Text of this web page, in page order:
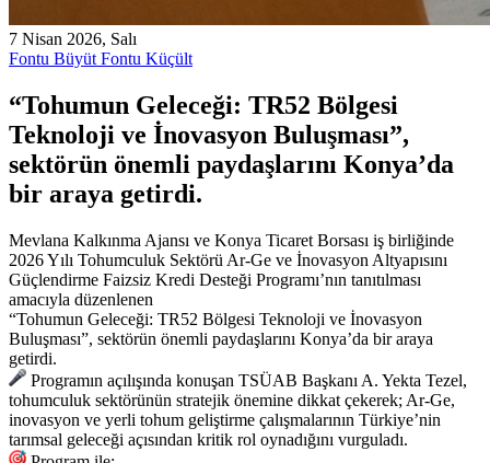
7 Nisan 2026, Salı
Fontu Büyüt Fontu Küçült
“Tohumun Geleceği: TR52 Bölgesi
Teknoloji ve İnovasyon Buluşması”,
sektörün önemli paydaşlarını Konya’da
bir araya getirdi.
Mevlana Kalkınma Ajansı ve Konya Ticaret Borsası iş birliğinde
2026 Yılı Tohumculuk Sektörü Ar-Ge ve İnovasyon Altyapısını
Güçlendirme Faizsiz Kredi Desteği Programı’nın tanıtılması
amacıyla düzenlenen
“Tohumun Geleceği: TR52 Bölgesi Teknoloji ve İnovasyon
Buluşması”, sektörün önemli paydaşlarını Konya’da bir araya
getirdi.
Programın açılışında konuşan TSÜAB Başkanı A. Yekta Tezel,
tohumculuk sektörünün stratejik önemine dikkat çekerek; Ar-Ge,
inovasyon ve yerli tohum geliştirme çalışmalarının Türkiye’nin
tarımsal geleceği açısından kritik rol oynadığını vurguladı.